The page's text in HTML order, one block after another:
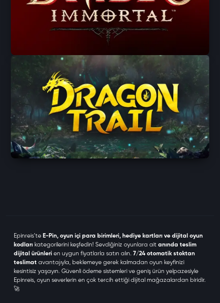
Epinreis’te E-Pin, oyun içi para birimleri, hediye kartları ve dijital oyun
kodları kategorilerini keşfedin! Sevdiğiniz oyunlara ait anında teslim
dijital ürünleri en uygun fiyatlarla satın alın. 7/24 otomatik stoktan
teslimat avantajıyla, beklemeye gerek kalmadan oyun keyfinizi
kesintisiz yaşayın. Güvenli ödeme sistemleri ve geniş ürün yelpazesiyle
Epinreis, oyun severlerin en çok tercih ettiği dijital mağazalardan biridir.
🚀